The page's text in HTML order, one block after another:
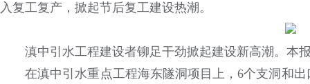
入复工复产，掀起节后复工建设热潮。
滇中引水工程建设者铆足干劲掀起建设新高潮。本
在滇中引水重点工程海东隧洞项目上，6个支洞和出